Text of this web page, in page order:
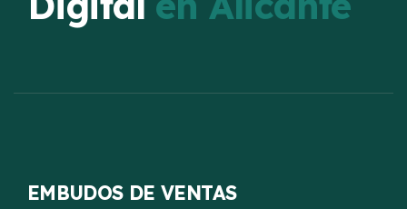
EMBUDOS DE VENTAS